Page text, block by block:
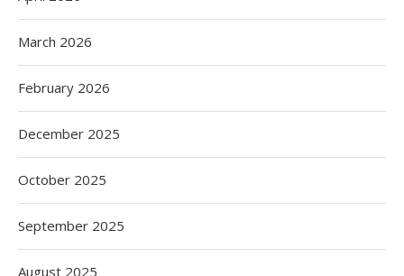
March 2026
February 2026
December 2025
October 2025
September 2025
August 2025